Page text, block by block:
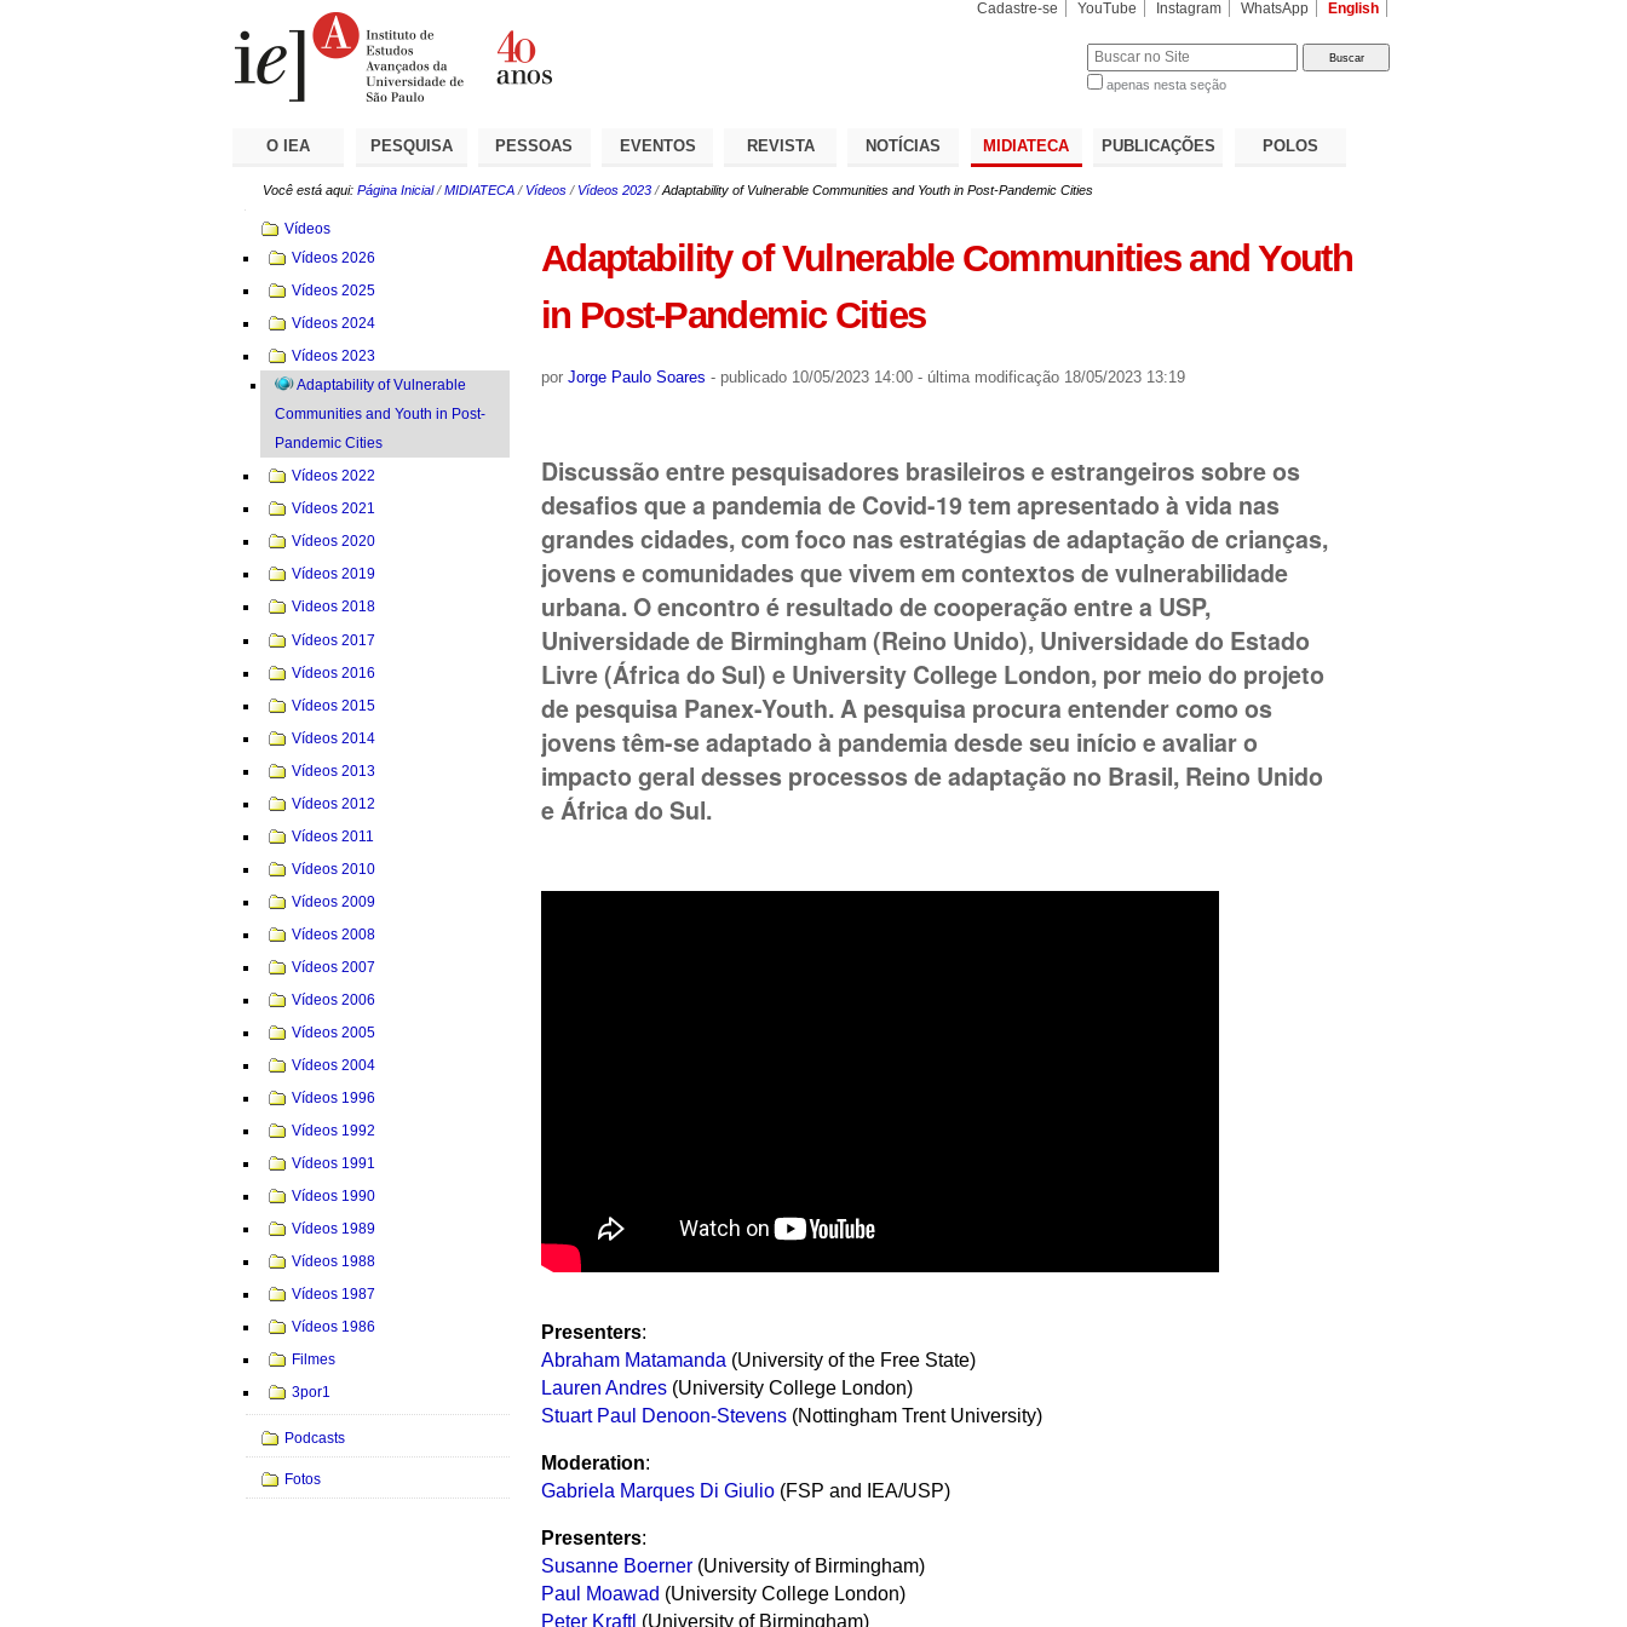
Cadastre-se YouTube Instagram WhatsApp English
apenas nesta seção
O IEA PESQUISA PESSOAS EVENTOS REVISTA NOTÍCIAS MIDIATECA PUBLICAÇÕES POLOS
Você está aqui: Página Inicial /MIDIATECA / Vídeos / Vídeos 2023 /Adaptability of Vulnerable Communities and Youth in Post-Pandemic Cities
Adaptability of Vulnerable Communities and Youth
in Post-Pandemic Cities
por Jorge Paulo Soares - publicado10/05/2023 14:00 - última modificação18/05/2023 13:19
Discussão entre pesquisadores brasileiros e estrangeiros sobre os
desafios que a pandemia de Covid-19 tem apresentado à vida nas
grandes cidades, com foco nas estratégias de adaptação de crianças,
jovens e comunidades que vivem em contextos de vulnerabilidade
urbana. O encontro é resultado de cooperação entre a USP,
Universidade de Birmingham (Reino Unido), Universidade do Estado
Livre (África do Sul) e University College London, por meio do projeto
de pesquisa Panex-Youth. A pesquisa procura entender como os
jovens têm-se adaptado à pandemia desde seu início e avaliar o
impacto geral desses processos de adaptação no Brasil, Reino Unido
e África do Sul.
Presenters:
Abraham Matamanda (University of the Free State)
Lauren Andres(University College London)
Stuart Paul Denoon-Stevens(Nottingham Trent University)
Moderation:
Gabriela Marques Di Giulio(FSP and IEA/USP)
Presenters:
Susanne Boerner(University of Birmingham)
Paul Moawad (University College London)
Peter Kraftl (University of Birmingham)
Navegação
Vídeos
Vídeos 2026
Vídeos 2025
Vídeos 2024
Vídeos 2023
Adaptability of Vulnerable
Communities and Youth in Post-
Pandemic Cities
Vídeos 2022
Vídeos 2021
Vídeos 2020
Vídeos 2019
Videos 2018
Vídeos 2017
Vídeos 2016
Vídeos 2015
Vídeos 2014
Vídeos 2013
Vídeos 2012
Vídeos 2011
Vídeos 2010
Vídeos 2009
Vídeos 2008
Vídeos 2007
Vídeos 2006
Vídeos 2005
Vídeos 2004
Vídeos 1996
Vídeos 1992
Vídeos 1991
Vídeos 1990
Vídeos 1989
Vídeos 1988
Vídeos 1987
Vídeos 1986
Filmes
3por1
Podcasts
Fotos